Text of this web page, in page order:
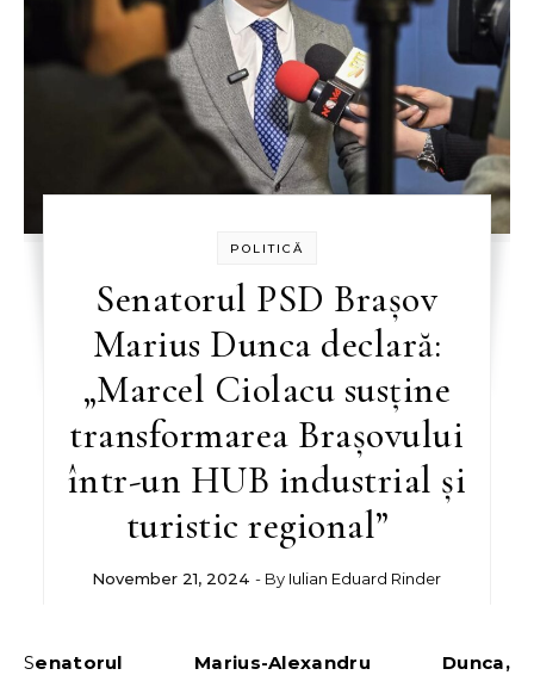
POLITICĂ
Senatorul PSD Brașov
Marius Dunca declară:
„Marcel Ciolacu susține
transformarea Brașovului
într-un HUB industrial și
turistic regional”
November 21, 2024 - By Iulian Eduard Rinder
Senatorul Marius-Alexandru Dunca,